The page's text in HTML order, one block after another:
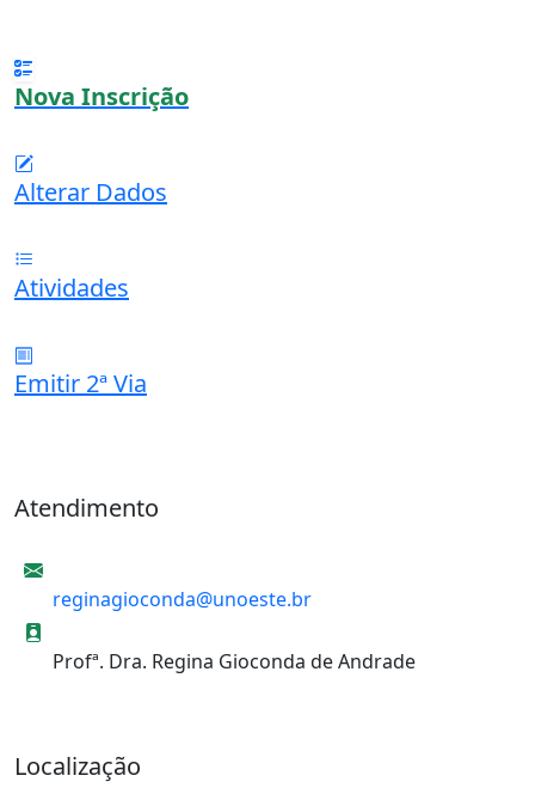
Nova Inscrição
Alterar Dados
Atividades
Emitir 2ª Via
Localização
Atendimento
reginagioconda@unoeste.br
Profª. Dra. Regina Gioconda de Andrade